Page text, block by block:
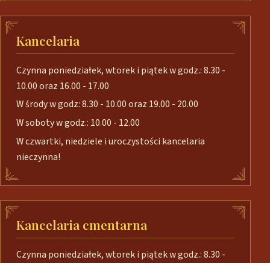
Kancelaria
Czynna poniedziałek, wtorek i piątek w godz.: 8.30 -
10.00 oraz 16.00 - 17.00
W środy w godz: 8.30 - 10.00 oraz 19.00 - 20.00
W soboty w godz.: 10.00 - 12.00
W czwartki, niedziele i uroczystości kancelaria
nieczynna!
Kancelaria cmentarna
Czynna poniedziałek, wtorek i piątek w godz.: 8.30 -